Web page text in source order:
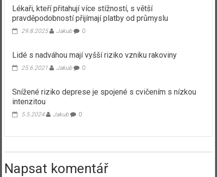
Lékaři, kteří přitahují více stížností, s větší
pravděpodobností přijímají platby od průmyslu
29.8.2025 Jakub 0
Lidé s nadváhou mají vyšší riziko vzniku rakoviny
25.6.2021 Jakub 0
Snížené riziko deprese je spojené s cvičením s nízkou
intenzitou
5.5.2024 Jakub 0
Napsat komentář